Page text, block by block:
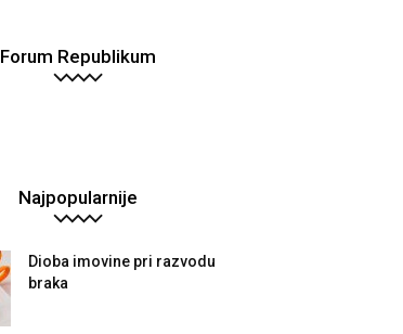
Forum Republikum
Najpopularnije
Dioba imovine pri razvodu
braka